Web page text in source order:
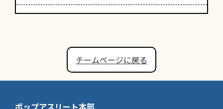
チームページに戻る